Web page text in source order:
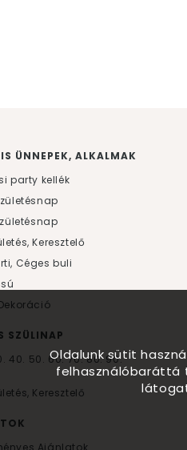
ÜNNEPEK, ALKALMAK
party kellék
Keresztelő
Céges buli
SZÜLINAP
40. 50. 60.70.80.90.
Keresztelő
Ajánlatok
Oldalunk sütit
felhasználóbaráttá